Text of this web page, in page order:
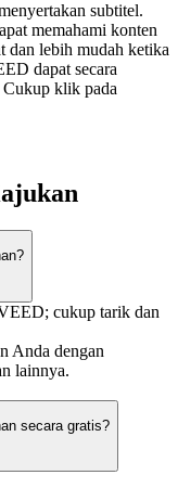
subtitel.
memahami konten
dan lebih mudah ketika
dapat secara
klik pada
cukup tarik dan
Anda dengan
lainnya.
secara gratis?